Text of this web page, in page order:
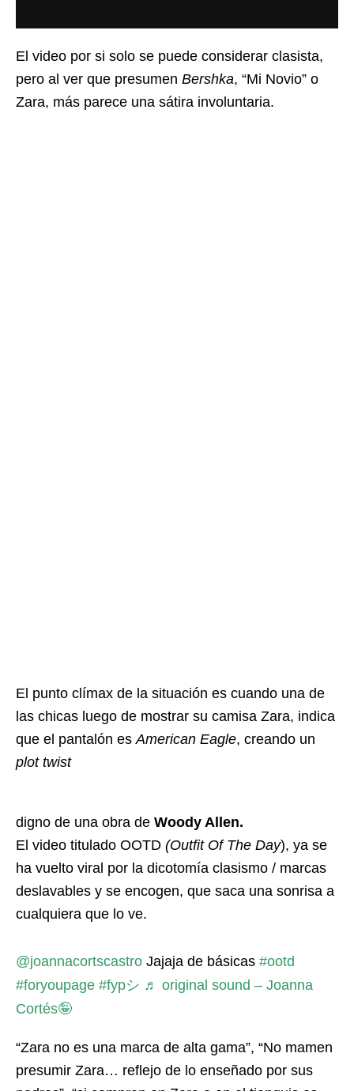
El video por si solo se puede considerar clasista,
pero al ver que presumen Bershka, “Mi Novio” o
Zara, más parece una sátira involuntaria.
El punto clímax de la situación es cuando una de
las chicas luego de mostrar su camisa Zara, indica
que el pantalón es American Eagle, creando un
plot twist
digno de una obra de Woody Allen.
El video titulado OOTD (Outfit Of The Day), ya se
ha vuelto viral por la dicotomía clasismo / marcas
deslavables y se encogen, que saca una sonrisa a
cualquiera que lo ve.
@joannacortscastro Jajaja de básicas #ootd
#foryoupage #fypシ ♬ original sound – Joanna
Cortés🤪
“Zara no es una marca de alta gama”, “No mamen
presumir Zara… reflejo de lo enseñado por sus